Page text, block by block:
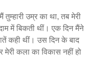
उम्र का था, तब मेरी
दाम में बिकती थीं। एक दिन मैंने
कही थीं। उस दिन के बाद
कला का विकास नहीं हो